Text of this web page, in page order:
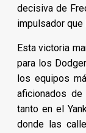
decisiva de
impulsador que
Esta victoria
para los
los equipos
aficionados
tanto en el
donde las